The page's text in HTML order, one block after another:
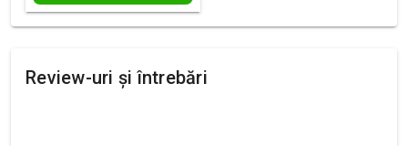
Review-uri și întrebări